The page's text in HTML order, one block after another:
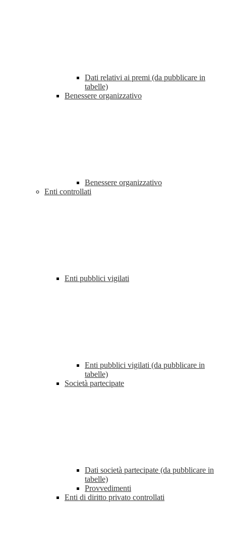
Dati relativi ai premi (da pubblicare in
tabelle)
Benessere organizzativo
Benessere organizzativo
Enti controllati
Enti pubblici vigilati
Enti pubblici vigilati (da pubblicare in
tabelle)
Società partecipate
Dati società partecipate (da pubblicare in
tabelle)
Provvedimenti
Enti di diritto privato controllati